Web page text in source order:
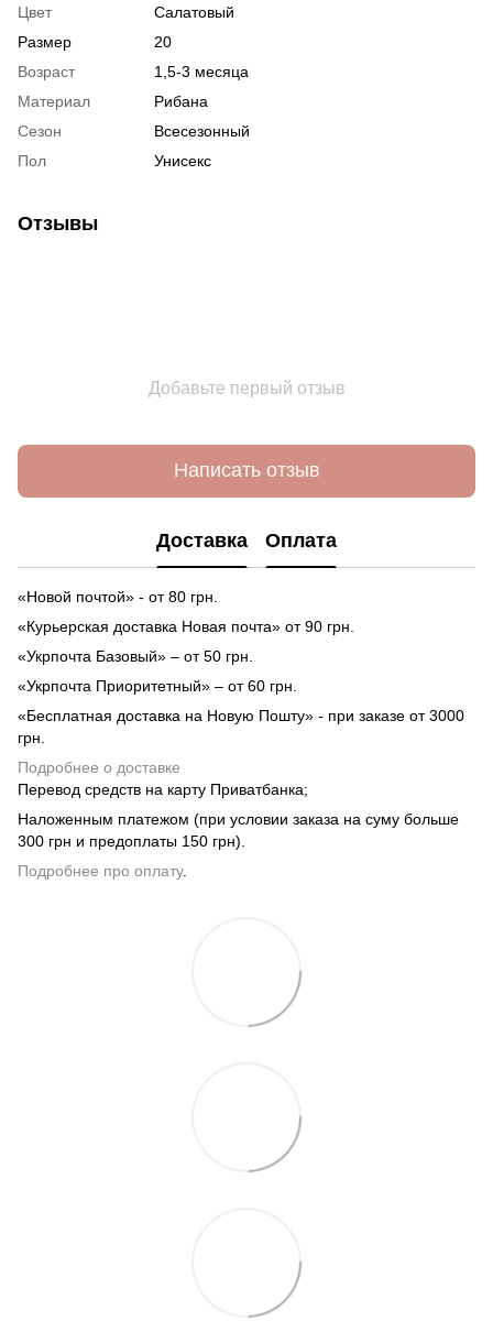
Цвет
Салатовый
Размер
20
Возраст
1,5-3 месяца
Материал
Рибана
Сезон
Всесезонный
Пол
Унисекс
Отзывы
Добавьте первый отзыв
Написать отзыв
Доставка Оплата
«Новой почтой» - от 80 грн.
«Курьерская доставка Новая почта» от 90 грн.
«Укрпочта Базовый» – от 50 грн.
«Укрпочта Приоритетный» – от 60 грн.
«Бесплатная доставка на Новую Пошту» - при заказе от 3000
грн.
Подробнее о доставке
Перевод средств на карту Приватбанка;
Наложенным платежом (при условии заказа на суму больше
300 грн и предоплаты 150 грн).
Подробнее про оплату.